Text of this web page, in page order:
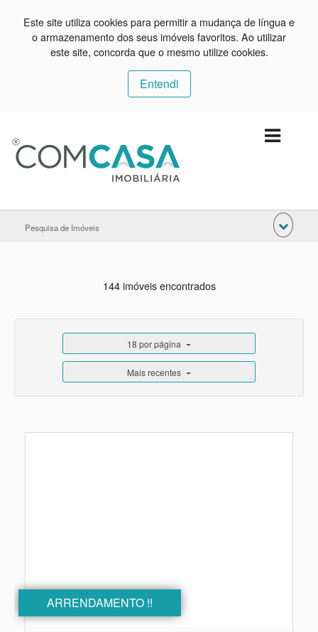
Este site utiliza cookies para permitir a mudança de língua e
o armazenamento dos seus imóveis favoritos. Ao utilizar
este site, concorda que o mesmo utilize cookies.
Entendi
Pesquisa de Imóveis
144 imóveis encontrados
18 por página
Mais recentes
ARRENDAMENTO !!